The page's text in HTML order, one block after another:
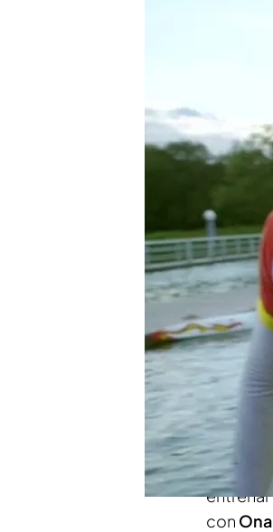
Es un
1 plata
Mundo-,
piragua
palada:
Rafa
partir de
Sports.
best'
con